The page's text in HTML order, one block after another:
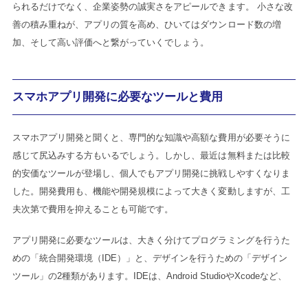
られるだけでなく、企業姿勢の誠実さをアピールできます。 小さな改
善の積み重ねが、アプリの質を高め、ひいてはダウンロード数の増
加、そして高い評価へと繋がっていくでしょう。
スマホアプリ開発に必要なツールと費用
スマホアプリ開発と聞くと、専門的な知識や高額な費用が必要そうに
感じて尻込みする方もいるでしょう。しかし、最近は無料または比較
的安価なツールが登場し、個人でもアプリ開発に挑戦しやすくなりま
した。開発費用も、機能や開発規模によって大きく変動しますが、工
夫次第で費用を抑えることも可能です。
アプリ開発に必要なツールは、大きく分けてプログラミングを行うた
めの「統合開発環境（IDE）」と、デザインを行うための「デザイン
ツール」の2種類があります。IDEは、Android StudioやXcodeなど、